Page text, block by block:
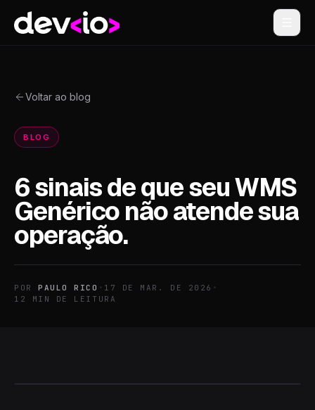
Devio
Voltar ao blog
BLOG
6 sinais de que seu WMS
Genérico não atende sua
operação.
PORPAULO RICO • 17 DE MAR. DE 2026 •
12
MIN DE LEITURA